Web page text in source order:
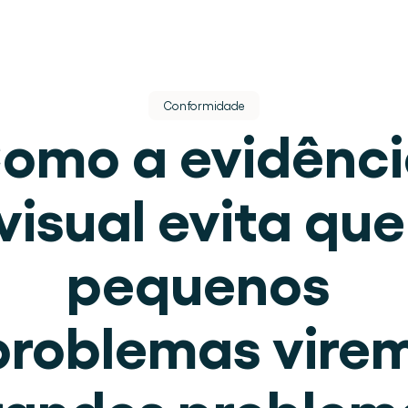
armazém.
Conformidade
a
evita que
pequenos